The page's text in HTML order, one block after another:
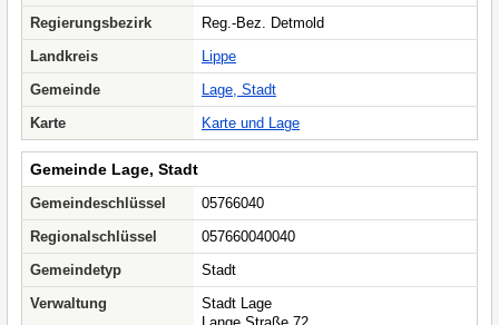
Regierungsbezirk
Reg.-Bez. Detmold
Landkreis
Lippe
Gemeinde
Lage, Stadt
Karte
Karte und Lage
Gemeinde Lage, Stadt
Gemeindeschlüssel
05766040
Regionalschlüssel
057660040040
Gemeindetyp
Stadt
Verwaltung
Stadt Lage